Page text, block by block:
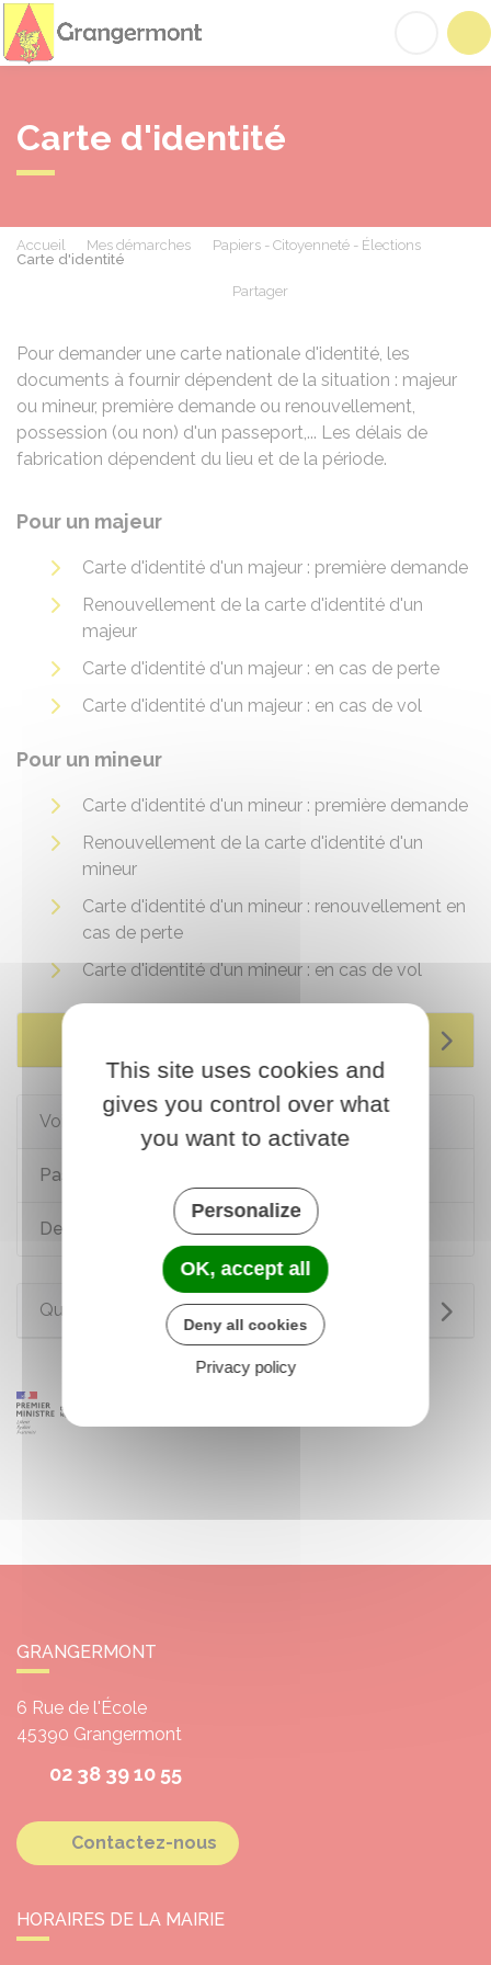
Carte d'identité
Accueil Mes démarches
Papiers - Citoyenneté - Élections
Carte d'identité
Partager
Pour demander une carte nationale d'identité, les
documents à fournir dépendent de la situation : majeur
ou mineur, première demande ou renouvellement,
possession (ou non) d'un passeport,... Les délais de
fabrication dépendent du lieu et de la période.
Pour un majeur
Carte d'identité d'un majeur : première demande
Renouvellement de la carte d'identité d'un
majeur
Carte d'identité d'un majeur : en cas de perte
Carte d'identité d'un majeur : en cas de vol
Pour un mineur
Carte d'identité d'un mineur : première demande
Renouvellement de la carte d'identité d'un
mineur
Carte d'identité d'un mineur : renouvellement en
cas de perte
Carte d'identité d'un mineur : en cas de vol
Voir aussi
Passeport
Devenir Français
Questions ? Réponses !
GRANGERMONT
6 Rue de l'École
45390 Grangermont
02 38 39 10 55
Contactez-nous
HORAIRES DE LA MAIRIE
This site uses cookies and
gives you control over what
you want to activate
Personalize
OK, accept all
Deny all cookies
Privacy policy